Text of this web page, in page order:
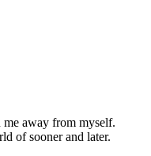
away from myself.
of sooner and later.